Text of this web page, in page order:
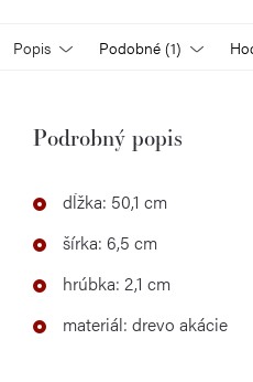
Popis Podobné (1)
Podrobný popis
dĺžka: 50,1 cm
šírka: 6,5 cm
hrúbka: 2,1 cm
materiál: drevo akácie